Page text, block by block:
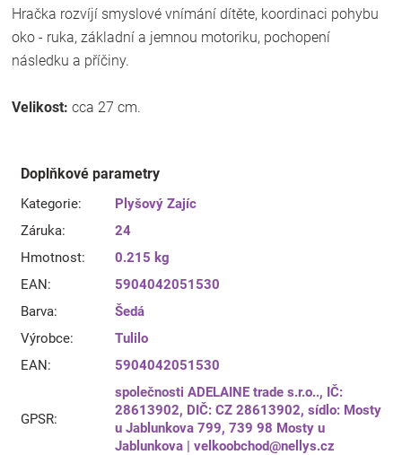
Hračka rozvíjí smyslové vnímání dítěte, koordinaci pohybu
oko - ruka, základní a jemnou motoriku, pochopení
následku a příčiny.
Velikost: cca 27 cm.
Doplňkové parametry
Kategorie:
Plyšový Zajíc
Záruka:
24
Hmotnost:
0.215 kg
EAN:
5904042051530
Barva:
Šedá
Výrobce:
Tulilo
EAN: 5904042051530
GPSR:
společnosti ADELAINE trade s.r.o.., IČ:
28613902, DIČ: CZ 28613902, sídlo: Mosty
u Jablunkova 799, 739 98 Mosty u
Jablunkova | velkoobchod@nellys.cz